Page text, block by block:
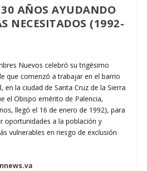
AÑOS AYUDANDO
NECESITADOS (1992-
Nuevos celebró su trigésimo
que comenzó a trabajar en el barrio
en la ciudad de Santa Cruz de la Sierra
el Obispo emérito de Palencia,
llegó el 16 de enero de 1992), para
oportunidades a la población y
vulnerables en riesgo de exclusión